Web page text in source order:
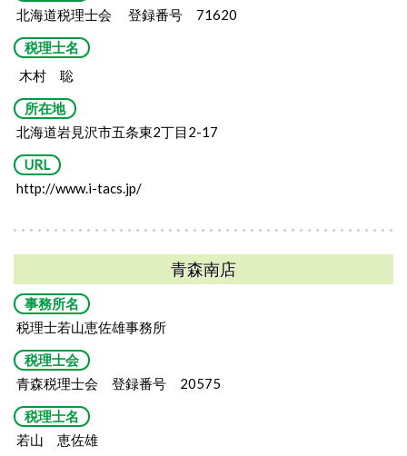
北海道税理士会 登録番号 71620
税理士名
木村 聡
所在地
北海道岩見沢市五条東2丁目2-17
URL
http://www.i-tacs.jp/
青森南店
事務所名
税理士若山恵佐雄事務所
税理士会
青森税理士会 登録番号 20575
税理士名
若山 恵佐雄